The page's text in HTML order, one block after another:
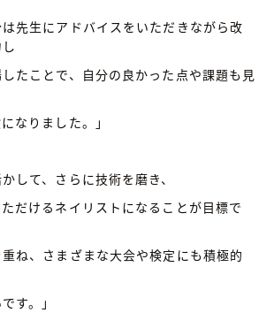
先生にアドバイスをいただきながら改
たことで、自分の良かった点や課題も見
なりました。」
して、さらに技術を磨き、
だけるネイリストになることが目標で
ね、さまざまな大会や検定にも積極的
す。」